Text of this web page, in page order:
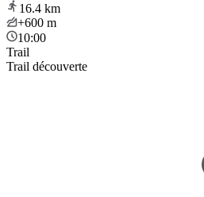
16.4 km
+600 m
10:00
Trail
Trail découverte